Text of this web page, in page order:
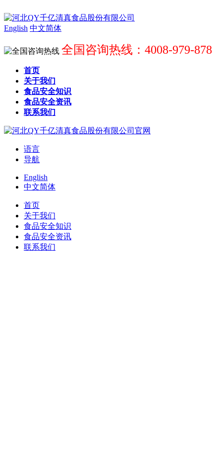
English 中文简体
全国咨询热线：4008-979-878
首页
关于我们
食品安全知识
食品安全资讯
联系我们
语言
导航
English
中文简体
首页
关于我们
食品安全知识
食品安全资讯
联系我们